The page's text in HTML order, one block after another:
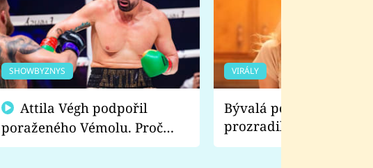
SHOWBYZNYS
poraženého Vémolu. Proč
chce raději zápasit s ním než
VIRÁLY
Bývalá pornoherečka
prozradila, co ji
natáčení Euforie.